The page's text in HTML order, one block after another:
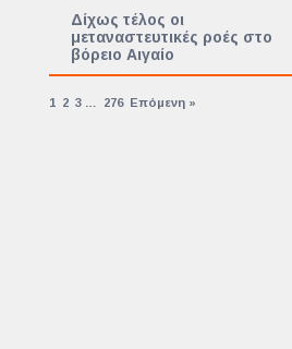
Δίχως τέλος οι
μεταναστευτικές ροές στο
βόρειο Αιγαίο
1 2 3 276 Επόμενη »